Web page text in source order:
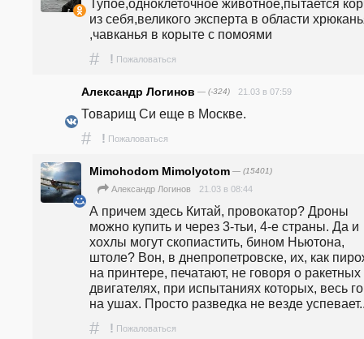
Тупое,одноклеточное животное,пытается
из себя,великого эксперта в области
,чавканья в корыте с помоями
# ! Пожаловаться
Александр Логинов — (-324) 21.03 в 07:59
Товарищ Си еще в Москве.
# ! Пожаловаться
Mimohodom Mimolyotom — (15401)
Александр Логинов 21.03 в 08:44
А причем здесь Китай, провокатор? Дроны
можно купить и через 3-тьи, 4-е страны. Да и
хохлы могут скопиастить, бином Ньютона,
штоле? Вон, в днепропетровске, их, как
на принтере, печатают, не говоря о ракетных
двигателях, при испытаниях которых, весь
на ушах. Просто разведка не везде
# ! Пожаловаться